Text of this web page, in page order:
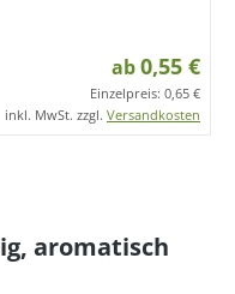
ab0,55 €
Einzelpreis: 0,65 €
inkl. MwSt. zzgl. Versandkosten
aromatisch